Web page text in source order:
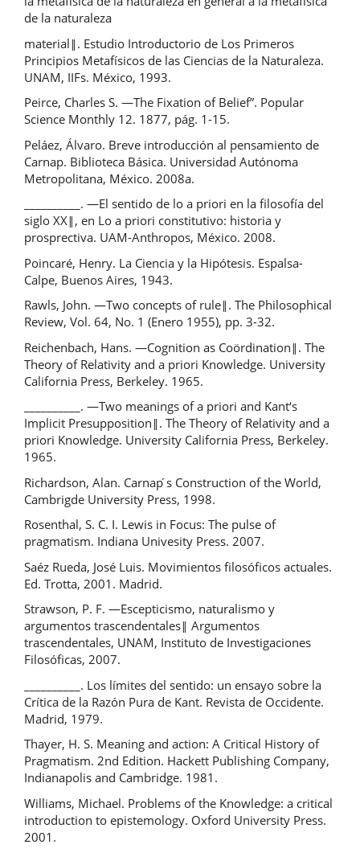
de la naturaleza
material‖. Estudio Introductorio de Los Primeros
Principios Metafísicos de las Ciencias de la Naturaleza.
UNAM, IIFs. México, 1993.
Peirce, Charles S. ―The Fixation of Belief”. Popular
Science Monthly 12. 1877, pág. 1-15.
Peláez, Álvaro. Breve introducción al pensamiento de
Carnap. Biblioteca Básica. Universidad Autónoma
Metropolitana, México. 2008a.
__________. ―El sentido de lo a priori en la filosofía del
siglo XX‖, en Lo a priori constitutivo: historia y
prosprectiva. UAM-Anthropos, México. 2008.
Poincaré, Henry. La Ciencia y la Hipótesis. Espalsa-
Calpe, Buenos Aires, 1943.
Rawls, John. ―Two concepts of rule‖. The Philosophical
Review, Vol. 64, No. 1 (Enero 1955), pp. 3-32.
Reichenbach, Hans. ―Cognition as Coördination‖. The
Theory of Relativity and a priori Knowledge. University
California Press, Berkeley. 1965.
__________. ―Two meanings of a priori and Kant‘s
Implicit Presupposition‖. The Theory of Relativity and a
priori Knowledge. University California Press, Berkeley.
1965.
Richardson, Alan. Carnap ́s Construction of the World,
Cambrigde University Press, 1998.
Rosenthal, S. C. I. Lewis in Focus: The pulse of
pragmatism. Indiana Univesity Press. 2007.
Saéz Rueda, José Luis. Movimientos filosóficos actuales.
Ed. Trotta, 2001. Madrid.
Strawson, P. F. ―Escepticismo, naturalismo y
argumentos trascendentales‖ Argumentos
trascendentales, UNAM, Instituto de Investigaciones
Filosóficas, 2007.
__________. Los límites del sentido: un ensayo sobre la
Crítica de la Razón Pura de Kant. Revista de Occidente.
Madrid, 1979.
Thayer, H. S. Meaning and action: A Critical History of
Pragmatism. 2nd Edition. Hackett Publishing Company,
Indianapolis and Cambridge. 1981.
Williams, Michael. Problems of the Knowledge: a critical
introduction to epistemology. Oxford University Press.
2001.